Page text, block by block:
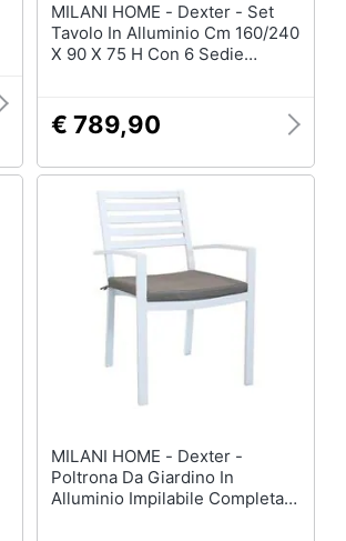
MILANI HOME - Dexter - Set
Tavolo In Alluminio Cm 160/240
X 90 X 75 H Con 6 Sedie
€ 789,90
MILANI HOME - Dexter -
Poltrona Da Giardino In
Alluminio Impilabile Completa